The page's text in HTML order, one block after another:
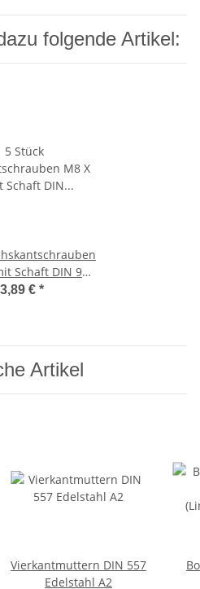
folgende Artikel:
Schaft DIN 931
A2 und
125 Edelstahl
A2
€ *
Artikel
Vierkantmuttern DIN 557
Edelstahl A2